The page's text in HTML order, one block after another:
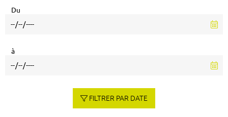
Du
à
FILTRER PAR DATE